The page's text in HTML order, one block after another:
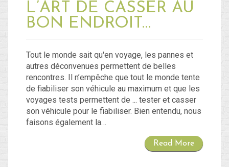
L’ART DE CASSER AU
BON ENDROIT…
Tout le monde sait qu'en voyage, les pannes et
autres déconvenues permettent de belles
rencontres. Il n’empêche que tout le monde tente
de fiabiliser son véhicule au maximum et que les
voyages tests permettent de ... tester et casser
son véhicule pour le fiabiliser. Bien entendu, nous
faisons également la…
Read More